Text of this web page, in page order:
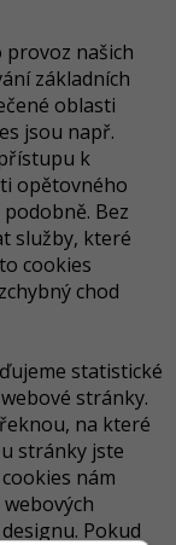
našich
základních
oblasti
jsou např.
k
opětovného
Bez
služby, které
cookies
chod
statistické
stránky.
na které
stránky jste
nám
Pokud